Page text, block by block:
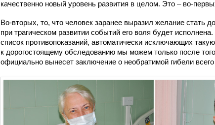
качественно новый уровень развития в целом. Это – во-
Во-вторых, то, что человек заранее выразил желание стать
при трагическом развитии событий его воля будет
список противопоказаний, автоматически исключающих
к дорогостоящему обследованию мы можем только после
официально вынесет заключение о необратимой гибели всего